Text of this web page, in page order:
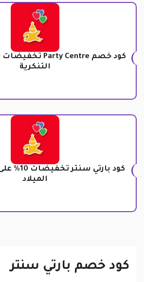
التنكرية
كود بارتي
الميلاد
كود خصم بارتي سنتر